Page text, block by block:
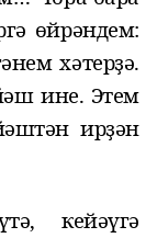
өйрәндем:
хәтерҙә.
ине. Этем
ирҙән
кейәүгә